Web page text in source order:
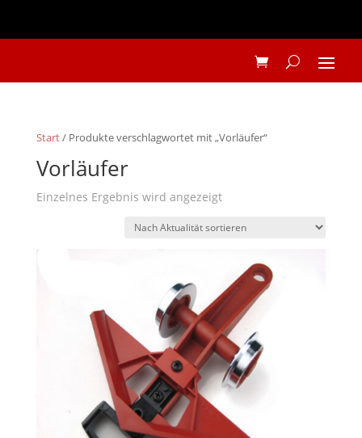
Start/ Produkte verschlagwortet mit „Vorläufer“
Vorläufer
Einzelnes Ergebnis wird angezeigt